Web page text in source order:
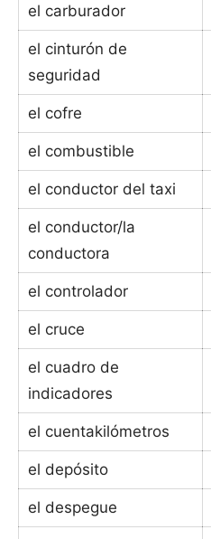
el carburador
el cinturón de
seguridad
el cofre
el combustible
el conductor del taxi
el conductor/la
conductora
el controlador
el cruce
el cuadro de
indicadores
el cuentakilómetros
el depósito
el despegue